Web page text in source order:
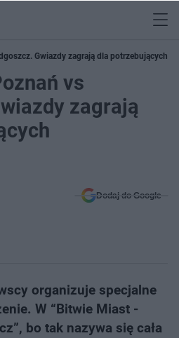
Gwiazdy zagrają dla potrzebujących
vs
zagrają
Dodaj do Google
organizuje specjalne
W “Bitwie Miast -
bo tak nazywa się cała